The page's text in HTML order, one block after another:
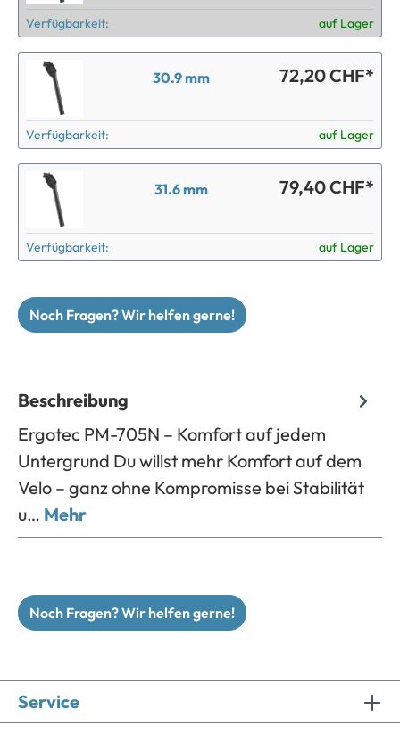
Verfügbarkeit: auf Lager
30.9 mm 72,20 CHF*
Verfügbarkeit: auf Lager
31.6 mm 79,40 CHF*
Verfügbarkeit: auf Lager
Noch Fragen? Wir helfen gerne!
Beschreibung
Ergotec PM-705N – Komfort auf jedem
Untergrund Du willst mehr Komfort auf dem
Velo – ganz ohne Kompromisse bei Stabilität
u… Mehr
Noch Fragen? Wir helfen gerne!
Service